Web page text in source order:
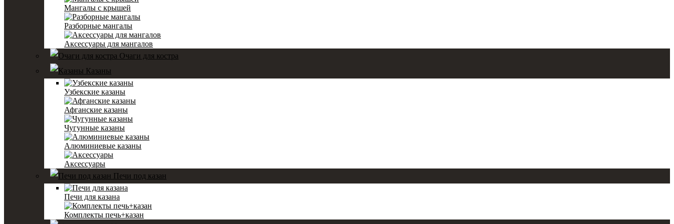
Мангалы с крышей
Разборные мангалы
Аксессуары для мангалов
Очаги для костра
Казаны
Узбекские казаны
Афганские казаны
Чугунные казаны
Алюминиевые казаны
Аксессуары
Печи под казан
Печи для казана
Комплекты печь+казан